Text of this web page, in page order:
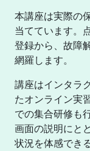
本講座は実際の
当てています。
登録から、故障
網羅します。
講座はインタラ
たオンライン実
での集合研修も
画面の説明にと
状況を体感でき